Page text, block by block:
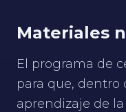
Materiales
El programa de
para que, dentro
aprendizaje de